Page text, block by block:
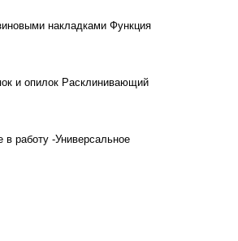
накладками Функция
и опилок Расклинивающий
в работу -Универсальное